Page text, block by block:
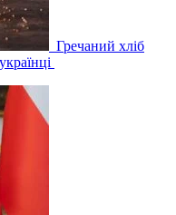
Гречаний хліб